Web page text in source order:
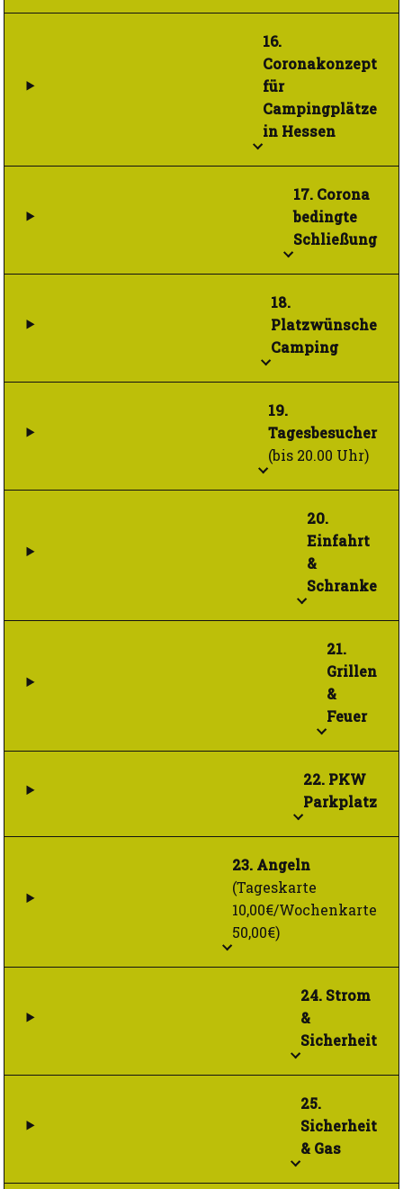
16.
Coronakonzept
für
Campingplätze
in Hessen
17. Corona
bedingte
Schließung
18.
Platzwünsche
Camping
19.
Tagesbesucher
(bis 20.00 Uhr)
20.
Einfahrt
&
Schranke
21.
Grillen
&
Feuer
22. PKW
Parkplatz
23. Angeln
(Tageskarte
10,00€/Wochenkarte
50,00€)
24. Strom
&
Sicherheit
25.
Sicherheit
& Gas